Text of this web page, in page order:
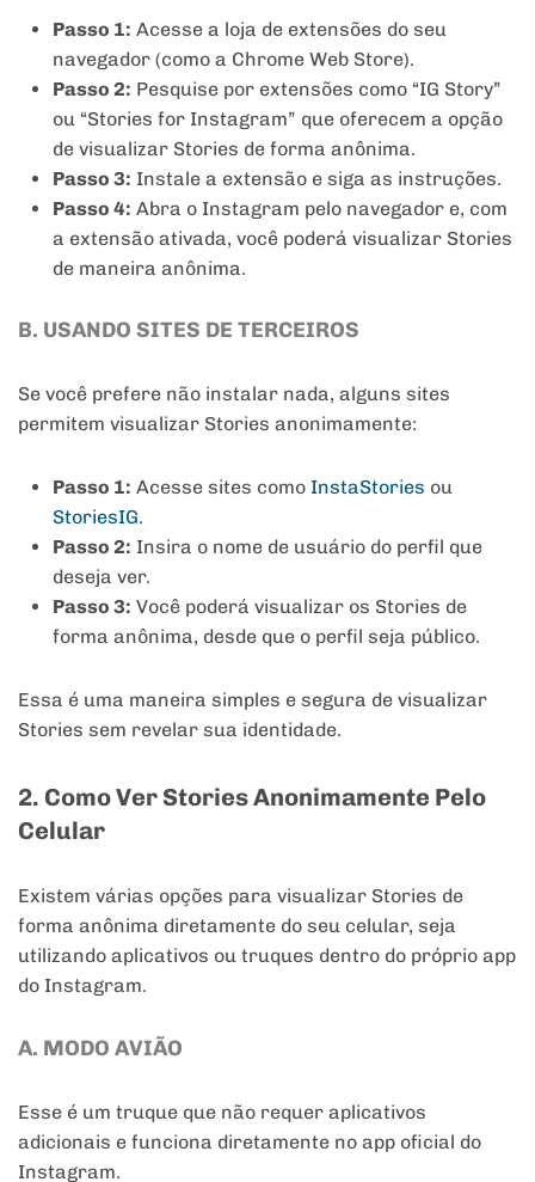
Passo 1: Acesse a loja de extensões do seu
navegador (como a Chrome Web Store).
Passo 2: Pesquise por extensões como “IG Story”
ou “Stories for Instagram” que oferecem a opção
de visualizar Stories de forma anônima.
Passo 3: Instale a extensão e siga as instruções.
Passo 4: Abra o Instagram pelo navegador e, com
a extensão ativada, você poderá visualizar Stories
de maneira anônima.
B. USANDO SITES DE TERCEIROS
Se você prefere não instalar nada, alguns sites
permitem visualizar Stories anonimamente:
Passo 1: Acesse sites como InstaStories ou
StoriesIG.
Passo 2: Insira o nome de usuário do perfil que
deseja ver.
Passo 3: Você poderá visualizar os Stories de
forma anônima, desde que o perfil seja público.
Essa é uma maneira simples e segura de visualizar
Stories sem revelar sua identidade.
2. Como Ver Stories Anonimamente Pelo
Celular
Existem várias opções para visualizar Stories de
forma anônima diretamente do seu celular, seja
utilizando aplicativos ou truques dentro do próprio app
do Instagram.
A. MODO AVIÃO
Esse é um truque que não requer aplicativos
adicionais e funciona diretamente no app oficial do
Instagram.